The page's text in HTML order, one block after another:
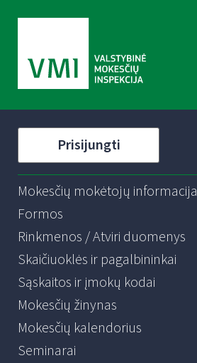
Prisijungti
Mokesčių mokėtojų informacija
Formos
Rinkmenos / Atviri duomenys
Skaičiuoklės ir pagalbininkai
Sąskaitos ir įmokų kodai
Mokesčių žinynas
Mokesčių kalendorius
Seminarai